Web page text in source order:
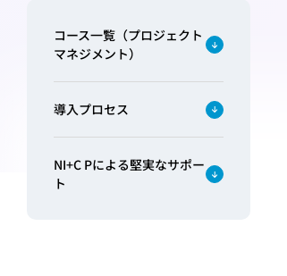
コース一覧（プロジェクト
マネジメント）
導入プロセス
NI+C Pによる堅実なサポー
ト